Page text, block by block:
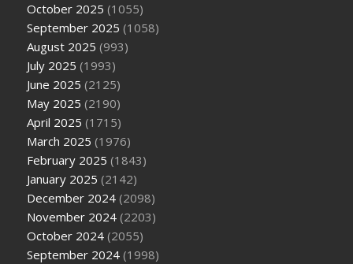
October 2025 (1055)
September 2025 (1058)
August 2025 (993)
July 2025 (1993)
June 2025 (2125)
May 2025 (2190)
April 2025 (1715)
March 2025 (1976)
February 2025 (1843)
January 2025 (2142)
December 2024 (2098)
November 2024 (2203)
October 2024 (2055)
September 2024 (1998)